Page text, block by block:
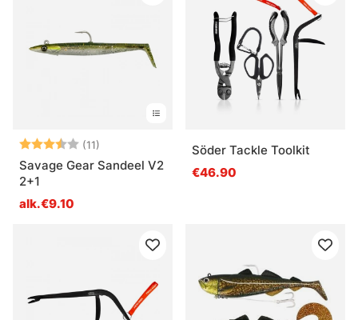
Arvio: (11)
3.7 5:sta tähdestä
Savage Gear Sandeel V2
2+1
alk.€9.10
Söder Tackle Toolkit
€46.90